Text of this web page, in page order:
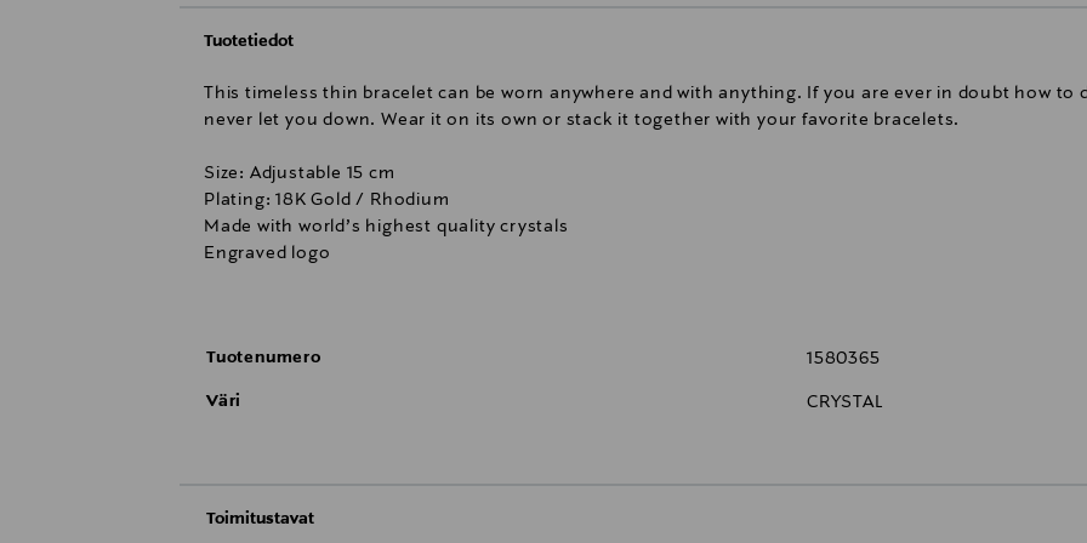
Tuotetiedot
This timeless thin bracelet can be worn anywhere and with anything. If you are ever in doubt how to
never let you down. Wear it on its own or stack it together with your favorite bracelets.
Size: Adjustable 15 cm
Plating: 18K Gold / Rhodium
Made with world’s highest quality crystals
Engraved logo
standards as nickel-safe/nickel-approved, meaning that the nickel content released is below the
materials used in manufacturing are consistently tested for the highest quality.
Tuotenumero 1580365
Väri CRYSTAL
Toimitustavat